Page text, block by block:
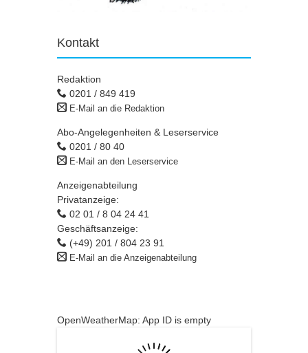
Kontakt
Redaktion
0201 / 849 419
E-Mail an die Redaktion
Abo-Angelegenheiten & Leserservice
0201 / 80 40
E-Mail an den Leserservice
Anzeigenabteilung
Privatanzeige:
02 01 / 8 04 24 41
Geschäftsanzeige:
(+49) 201 / 804 23 91
E-Mail an die Anzeigenabteilung
OpenWeatherMap: App ID is empty